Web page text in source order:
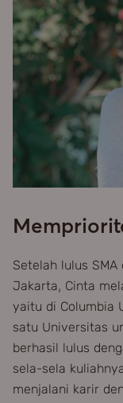
Setelah lulus
Jakarta, Cinta
yaitu di Columbia
satu Universitas
berhasil lulus
sela-sela
menjalani karir